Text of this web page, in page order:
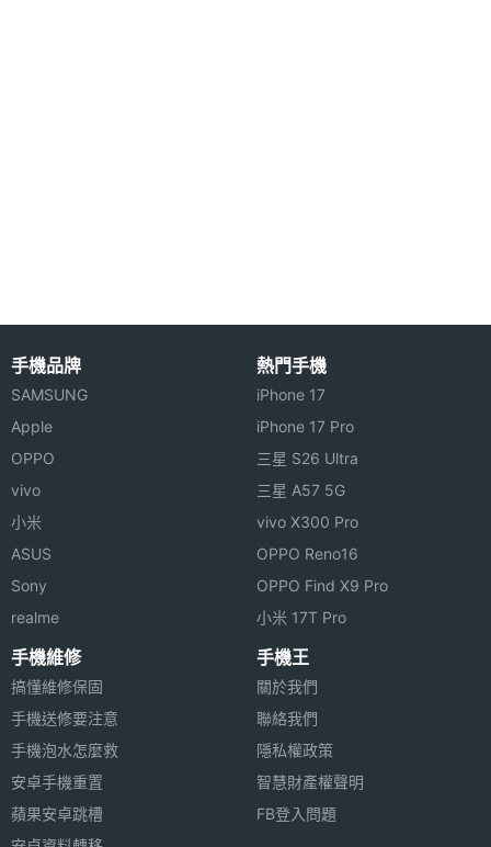
◎ 採用 Android 4.1 作業系統
◎ 內建 TI OMAP 4430, 1GHz 雙核心處理器
◎ 7 吋觸控螢幕、1,024 x 600pixels 螢幕解析度
◎ 顯示器搭載 Getac QuadraClear 陽光下可讀技術
◎ 500 萬畫素相機、HD 畫素視訊鏡頭
◎ 選配 1D / 2D Imager 條碼讀取器以及 RFID
相機規格
畫素
主相機
感光元
件
相機功
能
連接與應用
本
進階功
能
手機品牌
SAMSUNG
Apple
OPPO
vivo
小米
ASUS
Sony
realme
熱門手機
iPhone 17
iPhone 17 Pro
三星 S26 Ultra
三星 A57 5G
vivo X300 Pro
OPPO Reno16
OPPO Find X9 Pro
小米 17T Pro
手機維修
搞懂維修保固
手機送修要注意
手機泡水怎麼救
安卓手機重置
蘋果安卓跳槽
手機王
關於我們
聯絡我們
隱私權政策
智慧財產權聲明
FB登入問題